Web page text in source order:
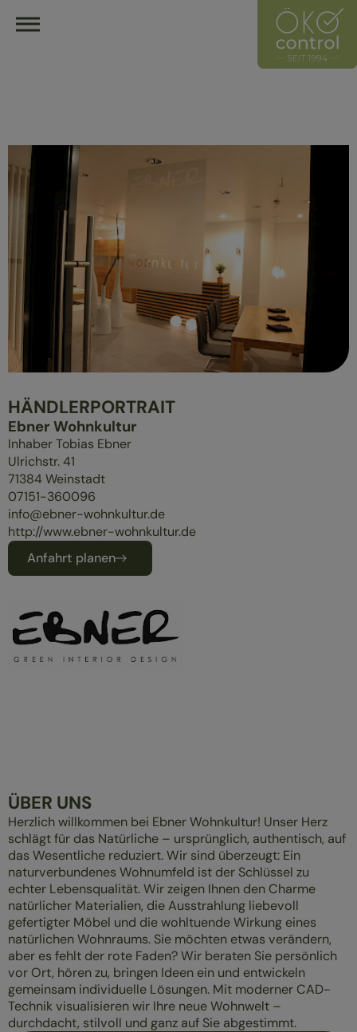
ÜBERBLICK
ÜBER UNS
UNSER LEITZEICHEN
HÄNDLER
HERSTELLER
MITGLIED WERDEN
HÄNDLER FINDEN
ÖKOLOGISCH EINRICHTEN
ÜBERBLICK
MASSIVHOLZMÖBEL
POLSTERMÖBEL
GESUND SCHLAFEN
HÄNDLERPORTRAIT
Ebner Wohnkultur
Inhaber Tobias Ebner
Ulrichstr. 41
71384 Weinstadt
07151-360096
info@ebner-wohnkultur.de
http://www.ebner-wohnkultur.de
Anfahrt planen
ÜBER UNS
Herzlich willkommen bei Ebner Wohnkultur! Unser Herz
schlägt für das Natürliche – ursprünglich, authentisch, auf
das Wesentliche reduziert. Wir sind überzeugt: Ein
naturverbundenes Wohnumfeld ist der Schlüssel zu
echter Lebensqualität. Wir zeigen Ihnen den Charme
natürlicher Materialien, die Ausstrahlung liebevoll
gefertigter Möbel und die wohltuende Wirkung eines
natürlichen Wohnraums. Sie möchten etwas verändern,
aber es fehlt der rote Faden? Wir beraten Sie persönlich
vor Ort, hören zu, bringen Ideen ein und entwickeln
gemeinsam individuelle Lösungen. Mit moderner CAD-
Technik visualisieren wir Ihre neue Wohnwelt –
durchdacht, stilvoll und ganz auf Sie abgestimmt.